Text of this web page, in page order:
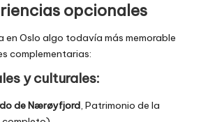
opcionales
en Oslo algo todavía más memorable
complementarias:
y culturales:
de Nærøyfjord , Patrimonio de la